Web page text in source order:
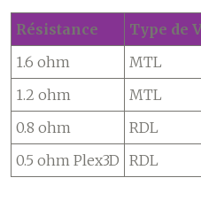
Résistance Type de
1.6 ohm
MTL
1.2 ohm
MTL
0.8 ohm
RDL
0.5 ohm Plex3D RDL